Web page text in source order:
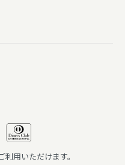
用いただけます。